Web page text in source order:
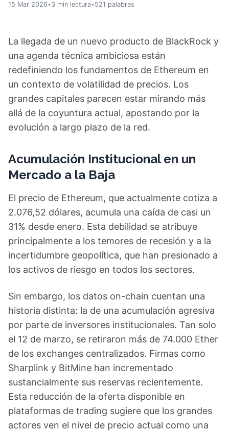
15 Mar 2026•3 min lectura•521 palabras
La llegada de un nuevo producto de BlackRock y
una agenda técnica ambiciosa están
redefiniendo los fundamentos de Ethereum en
un contexto de volatilidad de precios. Los
grandes capitales parecen estar mirando más
allá de la coyuntura actual, apostando por la
evolución a largo plazo de la red.
Acumulación Institucional en un
Mercado a la Baja
El precio de Ethereum, que actualmente cotiza a
2.076,52 dólares, acumula una caída de casi un
31% desde enero. Esta debilidad se atribuye
principalmente a los temores de recesión y a la
incertidumbre geopolítica, que han presionado a
los activos de riesgo en todos los sectores.
Sin embargo, los datos on-chain cuentan una
historia distinta: la de una acumulación agresiva
por parte de inversores institucionales. Tan solo
el 12 de marzo, se retiraron más de 74.000 Ether
de los exchanges centralizados. Firmas como
Sharplink y BitMine han incrementado
sustancialmente sus reservas recientemente.
Esta reducción de la oferta disponible en
plataformas de trading sugiere que los grandes
actores ven el nivel de precio actual como una